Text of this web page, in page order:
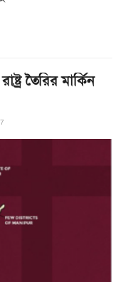
তৈরির মার্কিন